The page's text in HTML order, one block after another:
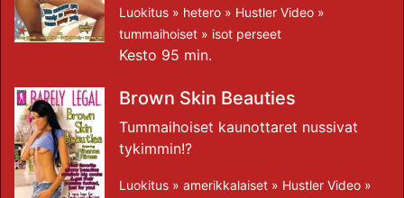
Luokitus » hetero » Hustler Video »
tummaihoiset » isot perseet
Kesto 95 min.
Brown Skin Beauties
Tummaihoiset kaunottaret nussivat
tykimmin!?
Luokitus » amerikkalaiset » Hustler Video »